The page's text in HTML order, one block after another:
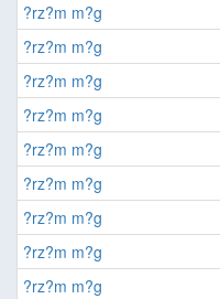
?rz?m m?g
?rz?m m?g
?rz?m m?g
?rz?m m?g
?rz?m m?g
?rz?m m?g
?rz?m m?g
?rz?m m?g
?rz?m m?g